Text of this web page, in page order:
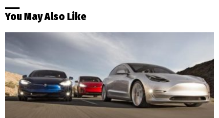
You May Also Like